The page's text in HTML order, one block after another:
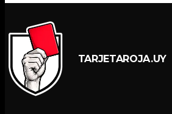
TARJETAROJA.UY